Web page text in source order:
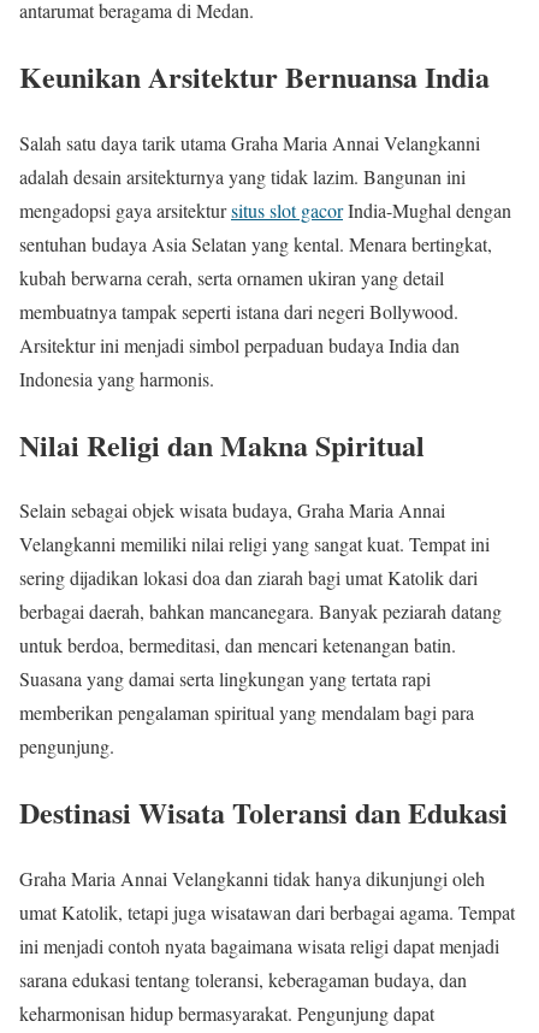
antarumat beragama di Medan.
Keunikan Arsitektur Bernuansa India
Salah satu daya tarik utama Graha Maria Annai Velangkanni
adalah desain arsitekturnya yang tidak lazim. Bangunan ini
mengadopsi gaya arsitektursitus slot gacorIndia-Mughal dengan
sentuhan budaya Asia Selatan yang kental. Menara bertingkat,
kubah berwarna cerah, serta ornamen ukiran yang detail
membuatnya tampak seperti istana dari negeri Bollywood.
Arsitektur ini menjadi simbol perpaduan budaya India dan
Indonesia yang harmonis.
Nilai Religi dan Makna Spiritual
Selain sebagai objek wisata budaya, Graha Maria Annai
Velangkanni memiliki nilai religi yang sangat kuat. Tempat ini
sering dijadikan lokasi doa dan ziarah bagi umat Katolik dari
berbagai daerah, bahkan mancanegara. Banyak peziarah datang
untuk berdoa, bermeditasi, dan mencari ketenangan batin.
Suasana yang damai serta lingkungan yang tertata rapi
memberikan pengalaman spiritual yang mendalam bagi para
pengunjung.
Destinasi Wisata Toleransi dan Edukasi
Graha Maria Annai Velangkanni tidak hanya dikunjungi oleh
umat Katolik, tetapi juga wisatawan dari berbagai agama. Tempat
ini menjadi contoh nyata bagaimana wisata religi dapat menjadi
sarana edukasi tentang toleransi, keberagaman budaya, dan
keharmonisan hidup bermasyarakat. Pengunjung dapat